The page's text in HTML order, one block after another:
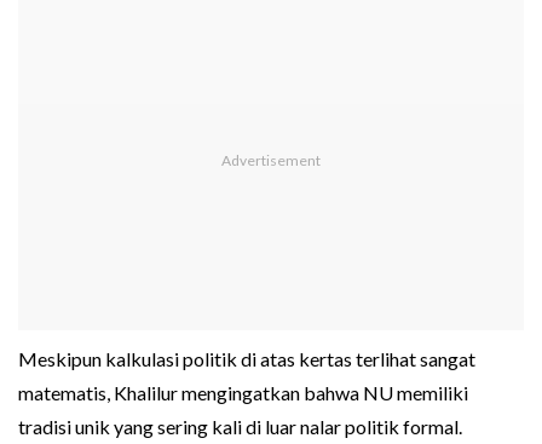
Meskipun kalkulasi politik di atas kertas terlihat sangat
matematis, Khalilur mengingatkan bahwa NU memiliki
tradisi unik yang sering kali di luar nalar politik formal.